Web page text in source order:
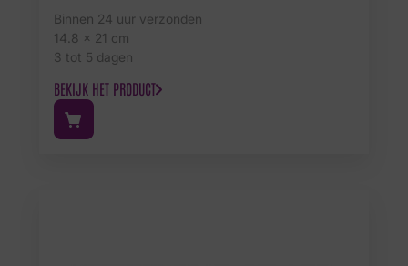
Binnen 24 uur verzonden
14.8 x 21 cm
3 tot 5 dagen
BEKIJK HET PRODUCT